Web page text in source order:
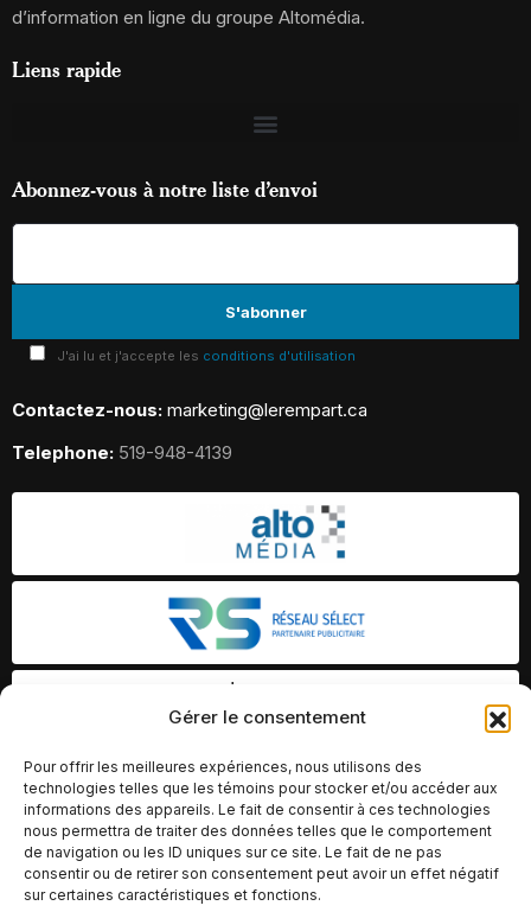
Gérer le consentement
Pour offrir les meilleures expériences, nous utilisons des
technologies telles que les témoins pour stocker et/ou accéder aux
informations des appareils. Le fait de consentir à ces technologies
nous permettra de traiter des données telles que le comportement
de navigation ou les ID uniques sur ce site. Le fait de ne pas
consentir ou de retirer son consentement peut avoir un effet négatif
sur certaines caractéristiques et fonctions.
d’information en ligne du groupe Altomédia.
Liens rapide
Abonnez-vous à notre liste d’envoi
J'ai lu et j'accepte les conditions d'utilisation
Contactez-nous: marketing@lerempart.ca
Telephone: 519-948-4139